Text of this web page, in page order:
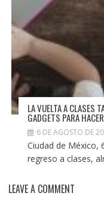
LA VUELTA A CLASES
GADGETS PARA
6 DE AGOSTO DE
Ciudad de México,
regreso a clases,
LEAVE A COMMENT